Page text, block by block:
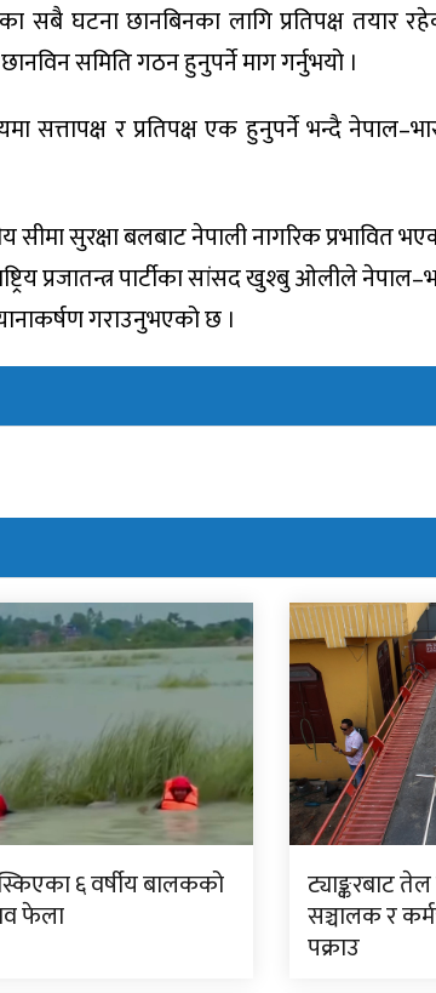
घटना छानबिनका लागि प्रतिपक्ष तयार
समिति गठन हुनुपर्ने माग गर्नुभयो ।
सत्तापक्ष र प्रतिपक्ष एक हुनुपर्ने भन्दै
सीमा सुरक्षा बलबाट नेपाली नागरिक प्रभावित
प्रजातन्त्र पार्टीका सांसद खुश्बु ओलीले
गराउनुभएको छ ।
६ वर्षीय बालकको
फेला
ट्याङ्करबाट तेल
सञ्चालक र
पक्राउ